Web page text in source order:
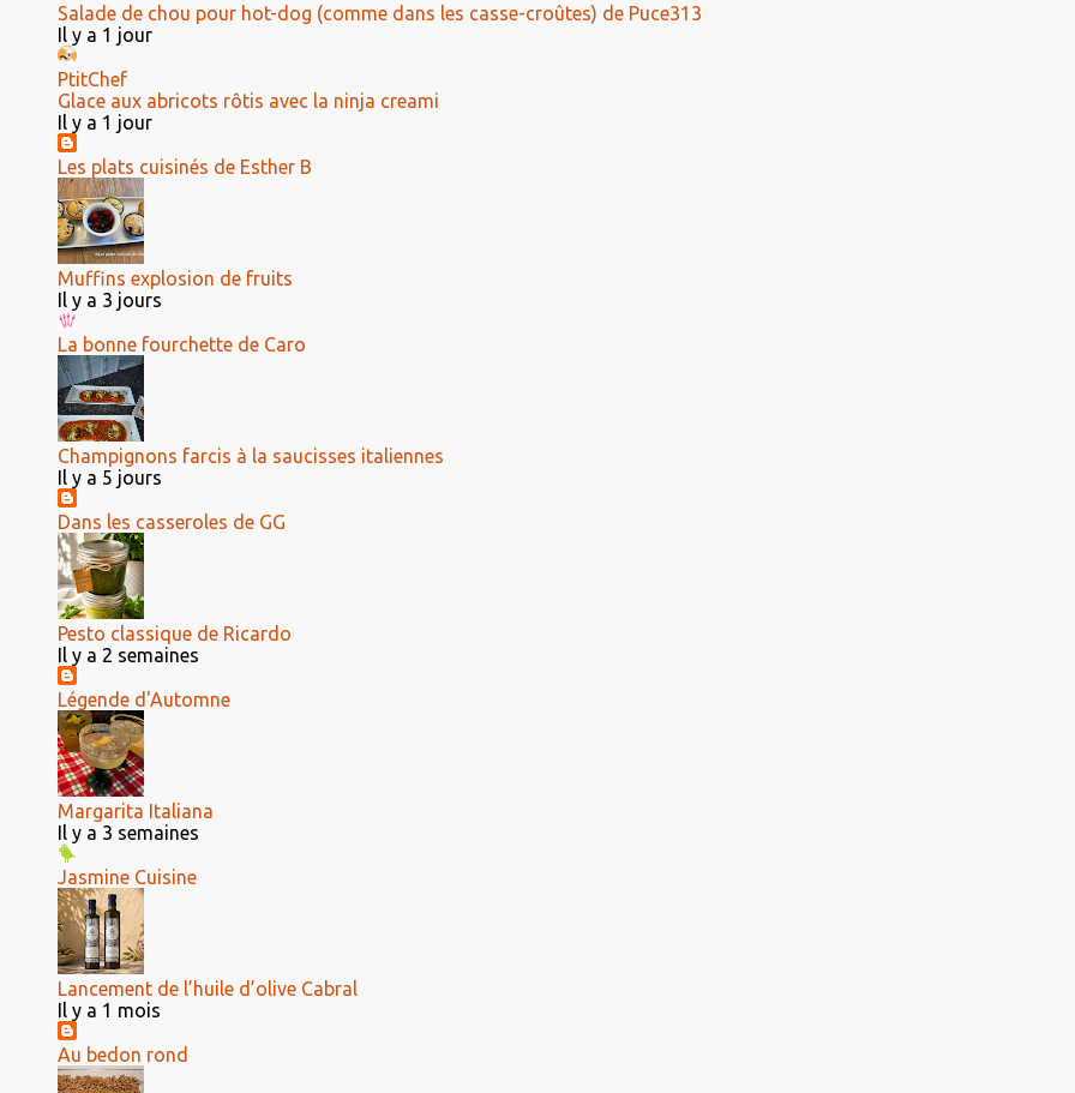
Salade de chou pour hot-dog (comme dans les casse-croûtes) de Puce313
Il y a 1 jour
PtitChef
Glace aux abricots rôtis avec la ninja creami
Il y a 1 jour
Les plats cuisinés de Esther B
Muffins explosion de fruits
Il y a 3 jours
La bonne fourchette de Caro
Champignons farcis à la saucisses italiennes
Il y a 5 jours
Dans les casseroles de GG
Pesto classique de Ricardo
Il y a 2 semaines
Légende d'Automne
Margarita Italiana
Il y a 3 semaines
Jasmine Cuisine
Lancement de l’huile d’olive Cabral
Il y a 1 mois
Au bedon rond